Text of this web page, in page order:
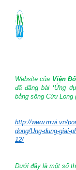
Website của Viện
đã đăng bài ‘Ứng
bằng sông Cửu Long
http://www.mwi.vn/
dong/Ung-dung-giai-
12/
Dưới đây là một số